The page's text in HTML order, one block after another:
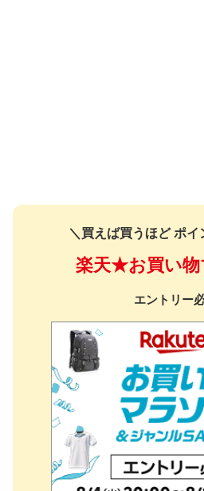
＼買えば買うほど ポイ
楽天★お買い物
エントリー